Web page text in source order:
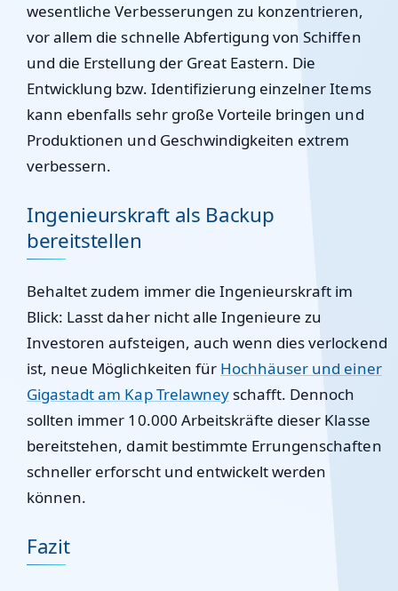
wesentliche Verbesserungen zu konzentrieren,
vor allem die schnelle Abfertigung von Schiffen
und die Erstellung der Great Eastern. Die
Entwicklung bzw. Identifizierung einzelner Items
kann ebenfalls sehr große Vorteile bringen und
Produktionen und Geschwindigkeiten extrem
verbessern.
Ingenieurskraft als Backup
bereitstellen
Behaltet zudem immer die Ingenieurskraft im
Blick: Lasst daher nicht alle Ingenieure zu
Investoren aufsteigen, auch wenn dies verlockend
ist, neue Möglichkeiten für Hochhäuser und einer
Gigastadt am Kap Trelawneyschafft. Dennoch
sollten immer 10.000 Arbeitskräfte dieser Klasse
bereitstehen, damit bestimmte Errungenschaften
schneller erforscht und entwickelt werden
können.
Fazit